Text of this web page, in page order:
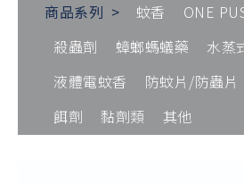
商品系列 > 蚊香
ONE
殺蟲劑
蟑螂螞蟻藥
水蒸
液體電蚊香
防蚊片/防蟲片
餌劑
黏劑類 其他